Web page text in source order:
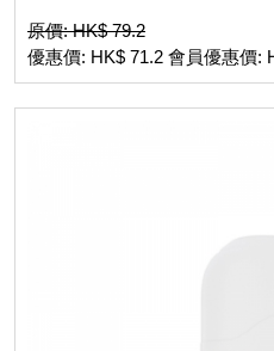
原價: HK$ 79.2
優惠價: HK$ 71.2 會員優惠價: